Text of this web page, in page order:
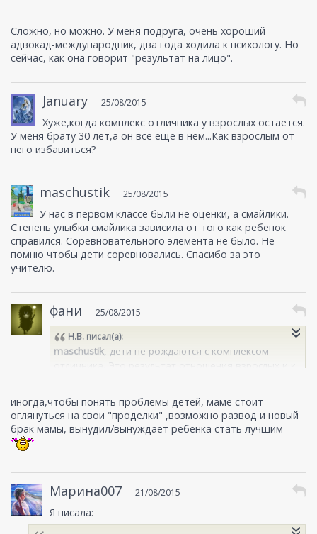
Сложно, но можно. У меня подруга, очень хороший
адвокад-международник, два года ходила к психологу. Но
сейчас, как она говорит "результат на лицо".
January 25/08/2015
Хуже,когда комплекс отличника у взрослых остается.
У меня брату 30 лет,а он все еще в нем...Как взрослым от
него избавиться?
maschustik 25/08/2015
У нас в первом классе были не оценки, а смайлики.
Степень улыбки смайлика зависила от того как ребенок
справился. Соревновательного элемента не было. Не
помню чтобы дети соревновались. Спасибо за это
учителю.
фани
25/08/2015
Н.В. писал(а):
maschustik, дети не рождаются с комплексом
иногда,чтобы понять проблемы детей, маме стоит
оглянуться на свои "проделки" ,возможно развод и новый
брак мамы, вынудил/вынуждает ребенка стать лучшим
Марина007 21/08/2015
Я писала: